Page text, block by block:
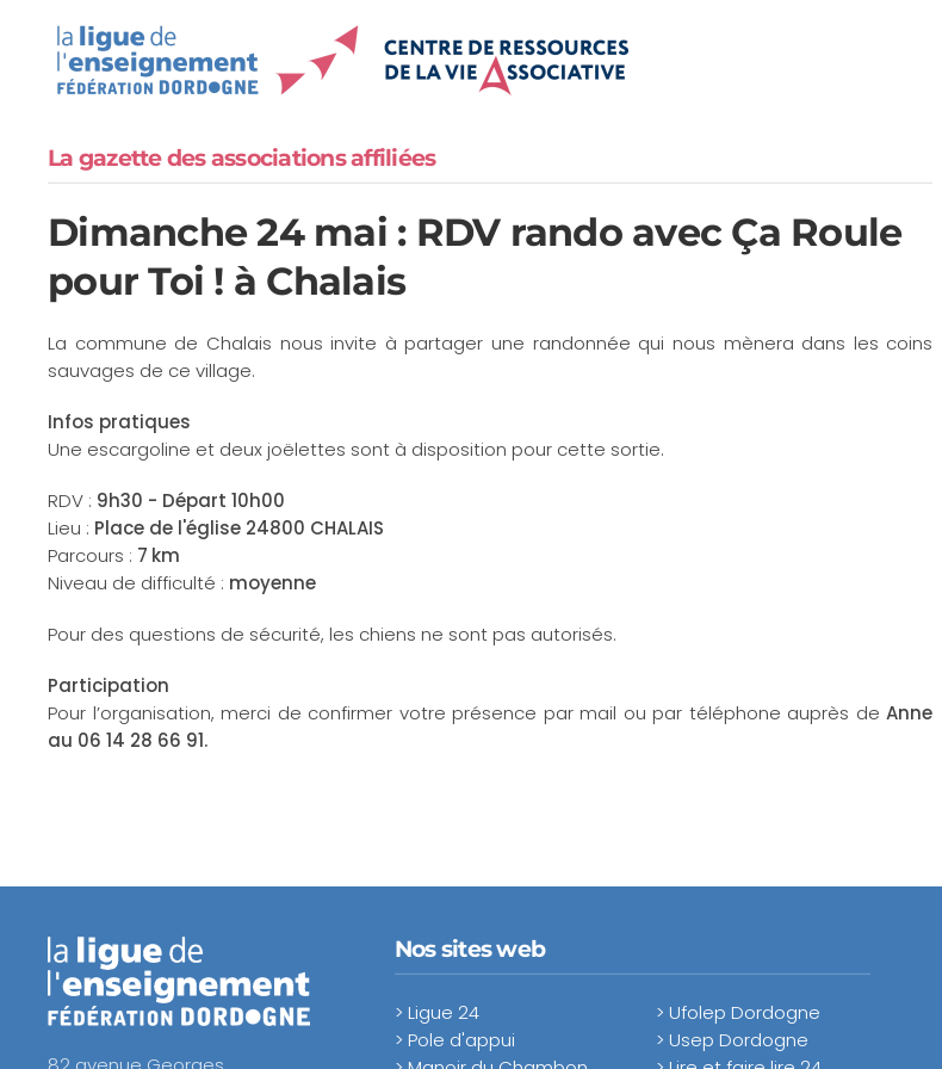
Accéder au contenu principal
La gazette des associations affiliées
Dimanche 24 mai : RDV rando avec Ça Roule
pour Toi ! à Chalais
La commune de Chalais nous invite à partager une randonnée qui nous mènera dans les coins
sauvages de ce village.
Infos pratiques
Une escargoline et deux joëlettes sont à disposition pour cette sortie.
RDV : 9h30 - Départ 10h00
Lieu : Place de l'église 24800 CHALAIS
Parcours : 7 km
Niveau de difficulté : moyenne
Pour des questions de sécurité, les chiens ne sont pas autorisés.
Participation
Pour l’organisation, merci de confirmer votre présence par mail ou par téléphone auprès deAnne
au 06 14 28 66 91.
Nos sites web
> Ligue 24
> Pole d'appui
> Ufolep Dordogne
> Usep Dordogne